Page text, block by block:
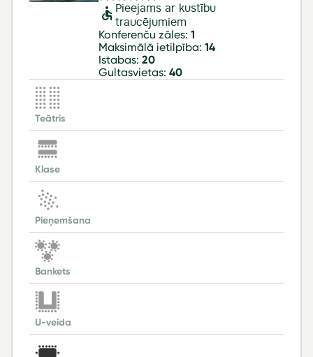
Pieejams ar kustību
traucējumiem
Konferenču zāles: 1
Maksimālā ietilpība: 14
Istabas: 20
Gultasvietas: 40
Teātris
Klase
Pieņemšana
Bankets
U-veida